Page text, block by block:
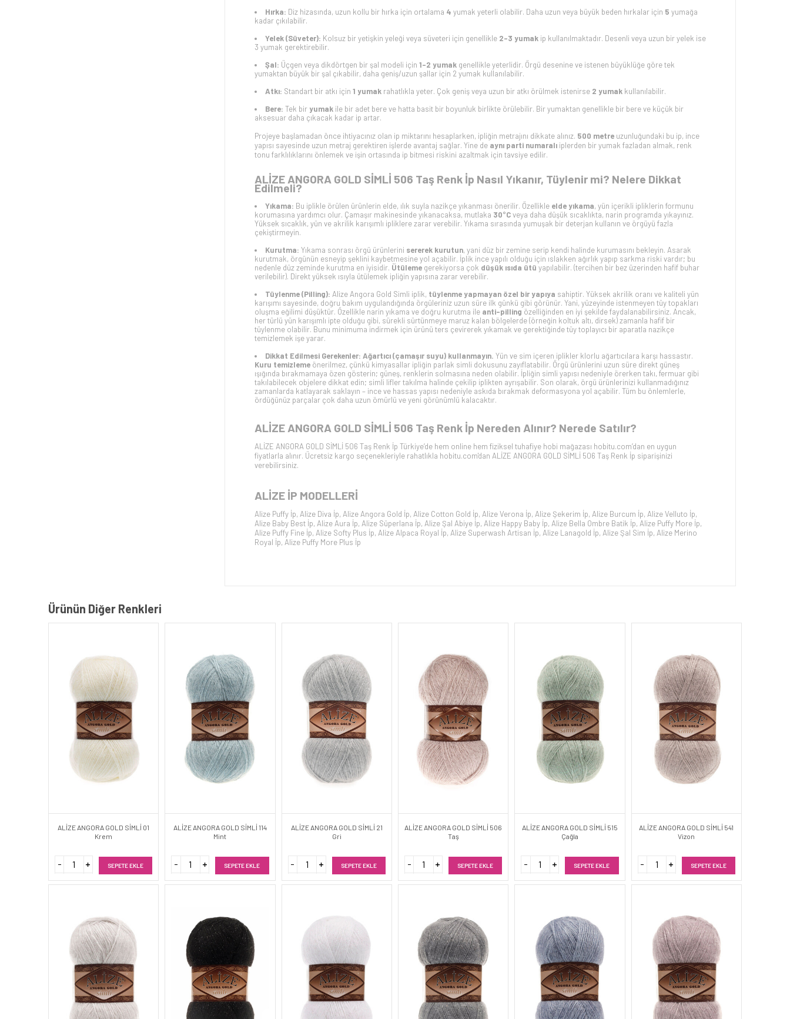
Hırka: Diz hizasında, uzun kollu bir hırka için ortalama 4 yumak yeterli olabilir. Daha uzun veya büyük beden hırkalar için 5 yumağa
kadar çıkılabilir.
Yelek (Süveter): Kolsuz bir yetişkin yeleği veya süveteri için genellikle 2–3 yumak ip kullanılmaktadır. Desenli veya uzun bir yelek ise
3 yumak gerektirebilir.
Şal: Üçgen veya dikdörtgen bir şal modeli için 1–2 yumak genellikle yeterlidir. Örgü desenine ve istenen büyüklüğe göre tek
yumaktan büyük bir şal çıkabilir, daha geniş/uzun şallar için 2 yumak kullanılabilir.
Atkı: Standart bir atkı için 1 yumak rahatlıkla yeter. Çok geniş veya uzun bir atkı örülmek istenirse 2 yumak kullanılabilir.
Bere: Tek bir yumak ile bir adet bere ve hatta basit bir boyunluk birlikte örülebilir. Bir yumaktan genellikle bir bere ve küçük bir
aksesuar daha çıkacak kadar ip artar.
Projeye başlamadan önce ihtiyacınız olan ip miktarını hesaplarken, ipliğin metrajını dikkate alınız. 500 metre uzunluğundaki bu ip, ince
yapısı sayesinde uzun metraj gerektiren işlerde avantaj sağlar. Yine de aynı parti numaralı iplerden bir yumak fazladan almak, renk
tonu farklılıklarını önlemek ve işin ortasında ip bitmesi riskini azaltmak için tavsiye edilir​.
ALİZE ANGORA GOLD SİMLİ 506 Taş Renk İp Nasıl Yıkanır, Tüylenir mi? Nelere Dikkat
Edilmeli?
Yıkama: Bu iplikle örülen ürünlerin elde, ılık suyla nazikçe yıkanması önerilir. Özellikle elde yıkama, yün içerikli ipliklerin formunu
korumasına yardımcı olur. Çamaşır makinesinde yıkanacaksa, mutlaka 30°Cveya daha düşük sıcaklıkta, narin programda yıkayınız​.
Yüksek sıcaklık, yün ve akrilik karışımlı ipliklere zarar verebilir. Yıkama sırasında yumuşak bir deterjan kullanın ve örgüyü fazla
çekiştirmeyin.
Kurutma: Yıkama sonrası örgü ürünlerini sererek kurutun, yani düz bir zemine serip kendi halinde kurumasını bekleyin​. Asarak
kurutmak, örgünün esneyip şeklini kaybetmesine yol açabilir. İplik ince yapılı olduğu için ıslakken ağırlık yapıp sarkma riski vardır; bu
nedenle düz zeminde kurutma en iyisidir. Ütüleme gerekiyorsa çok düşük ısıda ütü yapılabilir​. (tercihen bir bez üzerinden hafif buhar
verilebilir). Direkt yüksek ısıyla ütülemek ipliğin yapısına zarar verebilir.
Tüylenme (Pilling): Alize Angora Gold Simli iplik, tüylenme yapmayan özel bir yapıya sahiptir. Yüksek akrilik oranı ve kaliteli yün
karışımı sayesinde, doğru bakım uygulandığında örgüleriniz uzun süre ilk günkü gibi görünür. Yani, yüzeyinde istenmeyen tüy topakları
oluşma eğilimi düşüktür. Özellikle narin yıkama ve doğru kurutma ile anti-pilling özelliğinden en iyi şekilde faydalanabilirsiniz. Ancak,
her türlü yün karışımlı ipte olduğu gibi, sürekli sürtünmeye maruz kalan bölgelerde (örneğin koltuk altı, dirsek) zamanla hafif bir
tüylenme olabilir. Bunu minimuma indirmek için ürünü ters çevirerek yıkamak ve gerektiğinde tüy toplayıcı bir aparatla nazikçe
temizlemek işe yarar.
Dikkat Edilmesi Gerekenler: Ağartıcı (çamaşır suyu) kullanmayın. Yün ve sim içeren iplikler klorlu ağartıcılara karşı hassastır.
Kuru temizleme önerilmez, çünkü kimyasallar ipliğin parlak simli dokusunu zayıflatabilir. Örgü ürünlerini uzun süre direkt güneş
ışığında bırakmamaya özen gösterin; güneş, renklerin solmasına neden olabilir. İpliğin simli yapısı nedeniyle örerken takı, fermuar gibi
takılabilecek objelere dikkat edin; simli lifler takılma halinde çekilip iplikten ayrışabilir. Son olarak, örgü ürünlerinizi kullanmadığınız
zamanlarda katlayarak saklayın – ince ve hassas yapısı nedeniyle askıda bırakmak deformasyona yol açabilir. Tüm bu önlemlerle,
ördüğünüz parçalar çok daha uzun ömürlü ve yeni görünümlü kalacaktır.
ALİZE ANGORA GOLD SİMLİ 506 Taş Renk İp Nereden Alınır? Nerede Satılır?
ALİZE ANGORA GOLD SİMLİ 506 Taş Renk İp Türkiye’de hem online hem fiziksel tuhafiye hobi mağazası hobitu.com’dan en uygun
fiyatlarla alınır. Ücretsiz kargo seçenekleriyle rahatlıkla hobitu.com'dan ALİZE ANGORA GOLD SİMLİ 506 Taş Renk İp siparişinizi
verebilirsiniz.
ALİZE İP MODELLERİ
Alize Puffy İp, Alize Diva İp, Alize Angora Gold İp, Alize Cotton Gold İp, Alize Verona İp, Alize Şekerim İp, Alize Burcum İp, Alize Velluto İp,
Alize Baby Best İp, Alize Aura İp, Alize Süperlana İp, Alize Şal Abiye İp, Alize Happy Baby İp, Alize Bella Ombre Batik İp, Alize Puffy More İp,
Alize Puffy Fine İp, Alize Softy Plus İp, Alize Alpaca Royal İp, Alize Superwash Artisan İp, Alize Lanagold İp, Alize Şal Sim İp, Alize Merino
Royal İp, Alize Puffy More Plus İp
Ürünün Diğer Renkleri
ALİZE ANGORA GOLD SİMLİ 01
Krem
SEPETE EKLE
ALİZE ANGORA GOLD SİMLİ 114
Mint
SEPETE EKLE
ALİZE ANGORA GOLD SİMLİ 21
Gri
SEPETE EKLE
ALİZE ANGORA GOLD SİMLİ 506
Taş
SEPETE EKLE
ALİZE ANGORA GOLD SİMLİ 515
Çağla
SEPETE EKLE
ALİZE ANGORA GOLD SİMLİ 541
Vizon
SEPETE EKLE